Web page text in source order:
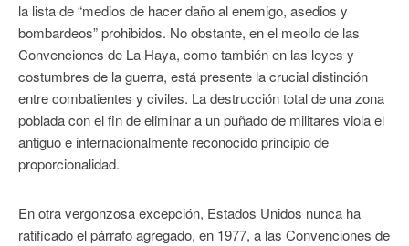
la lista de “medios de hacer daño al enemigo, asedios y
bombardeos” prohibidos. No obstante, en el meollo de las
Convenciones de La Haya, como también en las leyes y
costumbres de la guerra, está presente la crucial distinción
entre combatientes y civiles. La destrucción total de una zona
poblada con el fin de eliminar a un puñado de militares viola el
antiguo e internacionalmente reconocido principio de
proporcionalidad.
En otra vergonzosa excepción, Estados Unidos nunca ha
ratificado el párrafo agregado, en 1977, a las Convenciones de